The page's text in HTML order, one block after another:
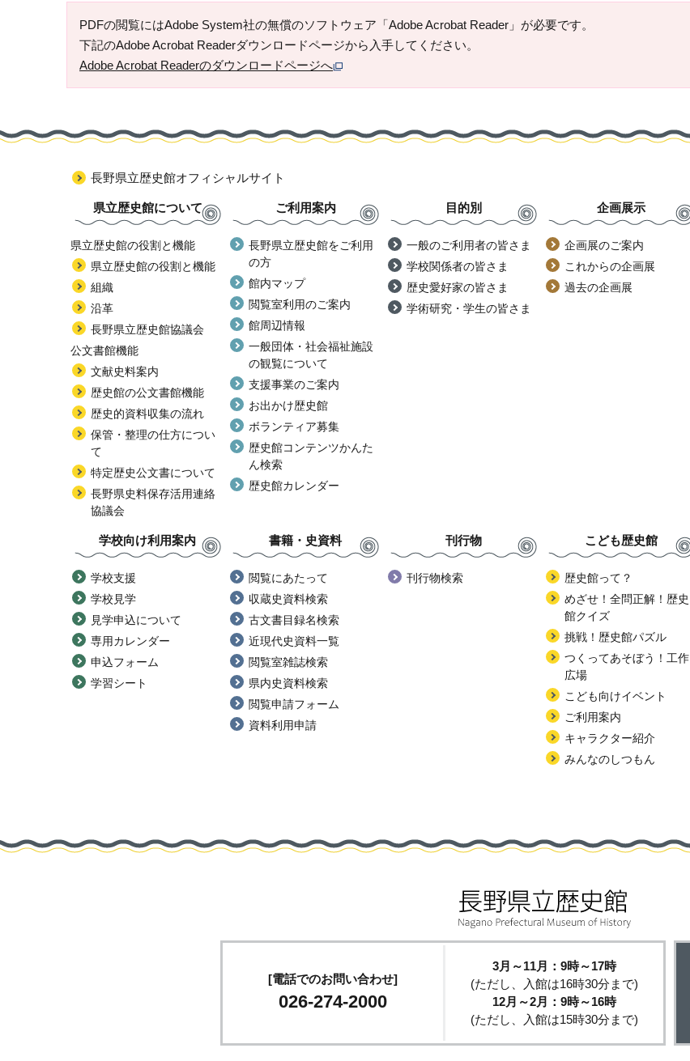
PDFの閲覧にはAdobe System社の無償のソフトウェア「Adobe Acrobat Reader」が必要です。
下記のAdobe Acrobat Readerダウンロードページから入手してください。
Adobe Acrobat Readerのダウンロードページへ
長野県立歴史館オフィシャルサイト
県立歴史館について
県立歴史館の役割と機能
県立歴史館の役割と機能
組織
沿革
長野県立歴史館協議会
公文書館機能
文献史料案内
歴史館の公文書館機能
歴史的資料収集の流れ
保管・整理の仕方につい
て
特定歴史公文書について
長野県史料保存活用連絡
協議会
ご利用案内
長野県立歴史館をご利用
の方
館内マップ
閲覧室利用のご案内
館周辺情報
一般団体・社会福祉施設
の観覧について
支援事業のご案内
お出かけ歴史館
ボランティア募集
歴史館コンテンツかんた
ん検索
歴史館カレンダー
目的別
一般のご利用者の皆さま
学校関係者の皆さま
歴史愛好家の皆さま
学術研究・学生の皆さま
企画展示
企画展のご案内
これからの企画展
過去の企画展
学校向け利用案内
学校支援
学校見学
見学申込について
専用カレンダー
申込フォーム
学習シート
書籍・史資料
閲覧にあたって
収蔵史資料検索
古文書目録名検索
近現代史資料一覧
閲覧室雑誌検索
県内史資料検索
閲覧申請フォーム
資料利用申請
刊行物
刊行物検索
こども歴史館
歴史館って？
めざせ！全問正解！歴史
館クイズ
挑戦！歴史館パズル
つくってあそぼう！工作
広場
こども向けイベント
ご利用案内
キャラクター紹介
みんなのしつもん
[電話でのお問い合わせ]
026-274-2000
3月～11月：9時～17時
(ただし、入館は16時30分まで)
12月～2月：9時～16時
(ただし、入館は15時30分まで)